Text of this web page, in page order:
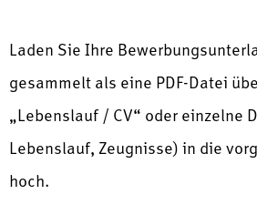
Laden Sie Ihre
gesammelt als eine PDF-Datei
„Lebenslauf / CV“ oder einzelne
Lebenslauf, Zeugnisse) in die
hoch.